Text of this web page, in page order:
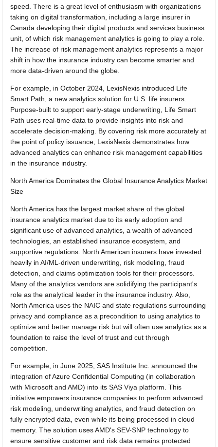
speed. There is a great level of enthusiasm with organizations
taking on digital transformation, including a large insurer in
Canada developing their digital products and services business
unit, of which risk management analytics is going to play a role.
The increase of risk management analytics represents a major
shift in how the insurance industry can become smarter and
more data-driven around the globe.
For example, in October 2024, LexisNexis introduced Life
Smart Path, a new analytics solution for U.S. life insurers.
Purpose-built to support early-stage underwriting, Life Smart
Path uses real-time data to provide insights into risk and
accelerate decision-making. By covering risk more accurately at
the point of policy issuance, LexisNexis demonstrates how
advanced analytics can enhance risk management capabilities
in the insurance industry.
North America Dominates the Global Insurance Analytics Market
Size
North America has the largest market share of the global
insurance analytics market due to its early adoption and
significant use of advanced analytics, a wealth of advanced
technologies, an established insurance ecosystem, and
supportive regulations. North American insurers have invested
heavily in AI/ML-driven underwriting, risk modeling, fraud
detection, and claims optimization tools for their processors.
Many of the analytics vendors are solidifying the participant's
role as the analytical leader in the insurance industry. Also,
North America uses the NAIC and state regulations surrounding
privacy and compliance as a precondition to using analytics to
optimize and better manage risk but will often use analytics as a
foundation to raise the level of trust and cut through
competition.
For example, in June 2025, SAS Institute Inc. announced the
integration of Azure Confidential Computing (in collaboration
with Microsoft and AMD) into its SAS Viya platform. This
initiative empowers insurance companies to perform advanced
risk modeling, underwriting analytics, and fraud detection on
fully encrypted data, even while its being processed in cloud
memory. The solution uses AMD's SEV-SNP technology to
ensure sensitive customer and risk data remains protected